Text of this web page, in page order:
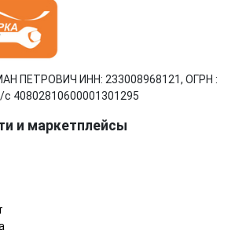
ПЕТРОВИЧ ИНН: 233008968121, ОГРН :
40802810600001301295
и маркетплейсы